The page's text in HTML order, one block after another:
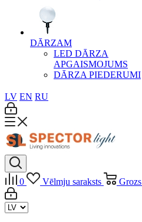
DĀRZAM
LED DĀRZA
APGAISMOJUMS
DĀRZA PIEDERUMI
LV EN RU
0 Vēlmju saraksts Grozs